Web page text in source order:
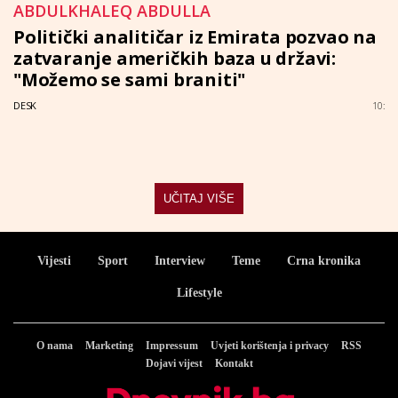
ABDULKHALEQ ABDULLA
Politički analitičar iz Emirata pozvao na
zatvaranje američkih baza u državi:
"Možemo se sami braniti"
DESK 10:
UČITAJ VIŠE
Vijesti Sport Interview Teme Crna kronika
Lifestyle
O nama Marketing Impressum Uvjeti korištenja i privacy
RSS
Dojavi vijest
Kontakt